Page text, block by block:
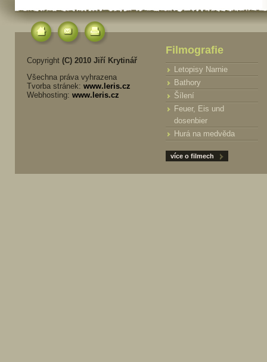
Copyright (C) 2010 Jiří Krytinář
Všechna práva vyhrazena
Tvorba stránek: www.leris.cz
Webhosting: www.leris.cz
Filmografie
Letopisy Narnie
Bathory
Šílení
Feuer, Eis und
dosenbier
Hurá na medvěda
více o filmech